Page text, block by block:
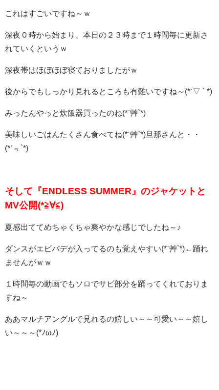
これはすごいですね～ｗ
深夜０時から始まり、本日の２３時まで１時間毎に更新さ
れていくというｗ
深夜帯はほぼほぼ寝ておりましたがｗ
後からでもしっかり見れるところも有難いですね～(*ˊ▽ ` *)
みったんやっと炊飯器買ったのね(*ˊ艸`*)
美味しいごはんたくさん食べてね(*ˊ艸`*)旦那さんと・・
(*ˊ﹃`*)
そして『ENDLESS SUMMER』のジャケットと
MV公開(*≧∀≦)
夏感出ててめちゃくちゃ爽やかな感じでしたね～♪
ダンスがエビバデが入ってるのも覚えやすい(*ˊ艸`*)←踊れ
ませんがｗｗ
１時間毎の動画でもソロでサビ部分を踊ってくれておりま
すね～
ああマルチアングルで見れるの嬉しい～～可愛い～～嬉し
い～～～(*ﾉωﾉ)